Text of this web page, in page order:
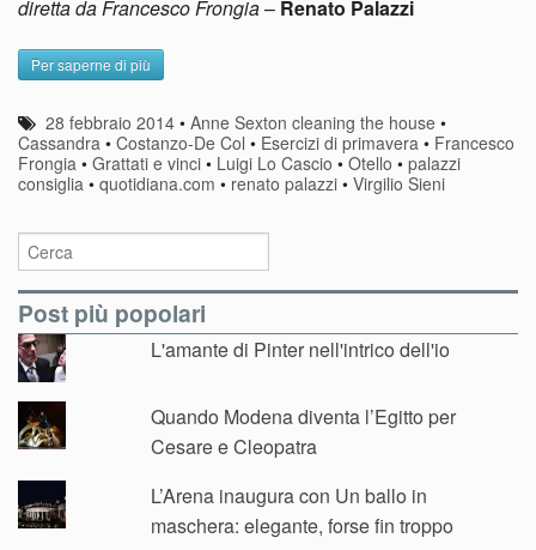
diretta da Francesco Frongia– Renato Palazzi
Per saperne di più
28 febbraio 2014 •Anne Sexton cleaning the house •
Cassandra • Costanzo-De Col • Esercizi di primavera • Francesco
Frongia • Grattati e vinci • Luigi Lo Cascio • Otello • palazzi
consiglia • quotidiana.com • renato palazzi • Virgilio Sieni
Post più popolari
L'amante di Pinter nell'intrico dell'io
Quando Modena diventa l’Egitto per
Cesare e Cleopatra
L’Arena inaugura con Un ballo in
maschera: elegante, forse fin troppo